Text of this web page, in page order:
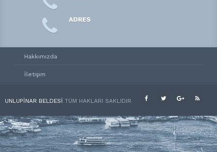
ADRES
Hakkımızda
İletişim
UNLUPINAR BELDESI TÜM HAKLARI SAKLIDIR